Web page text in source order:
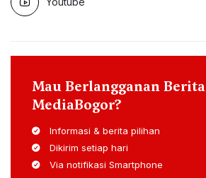
Mau Berlangganan Berita
MediaBogor?
Informasi & berita pilihan
Dikirim setiap hari
Via notifikasi Smartphone